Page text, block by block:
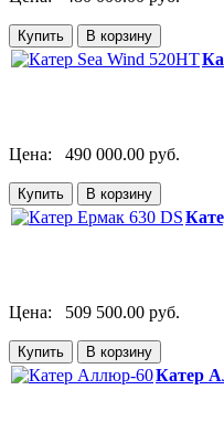
Цена: 490 000.00 руб.
Цена: 509 500.00 руб.
Катер